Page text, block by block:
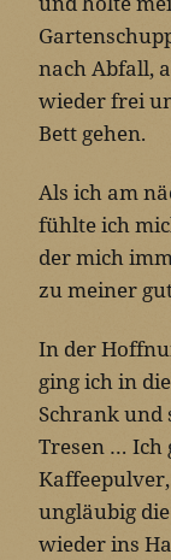
nach Abfall,
wieder frei
Bett gehen.
Als ich am
fühlte ich
der mich
zu meiner
In der
ging ich in
Schrank und
Tresen … Ich
ungläubig
wieder ins